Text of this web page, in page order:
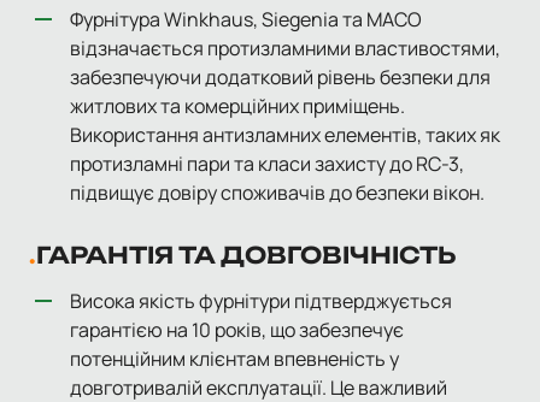
Фурнітура Winkhaus, Siegenia та MACO
відзначається протизламними властивостями,
забезпечуючи додатковий рівень безпеки для
житлових та комерційних приміщень.
Використання антизламних елементів, таких як
протизламні пари та класи захисту до RC-3,
підвищує довіру споживачів до безпеки вікон.
ГАРАНТІЯ ТА ДОВГОВІЧНІСТЬ
Висока якість фурнітури підтверджується
гарантією на 10 років, що забезпечує
потенційним клієнтам впевненість у
довготривалій експлуатації. Це важливий